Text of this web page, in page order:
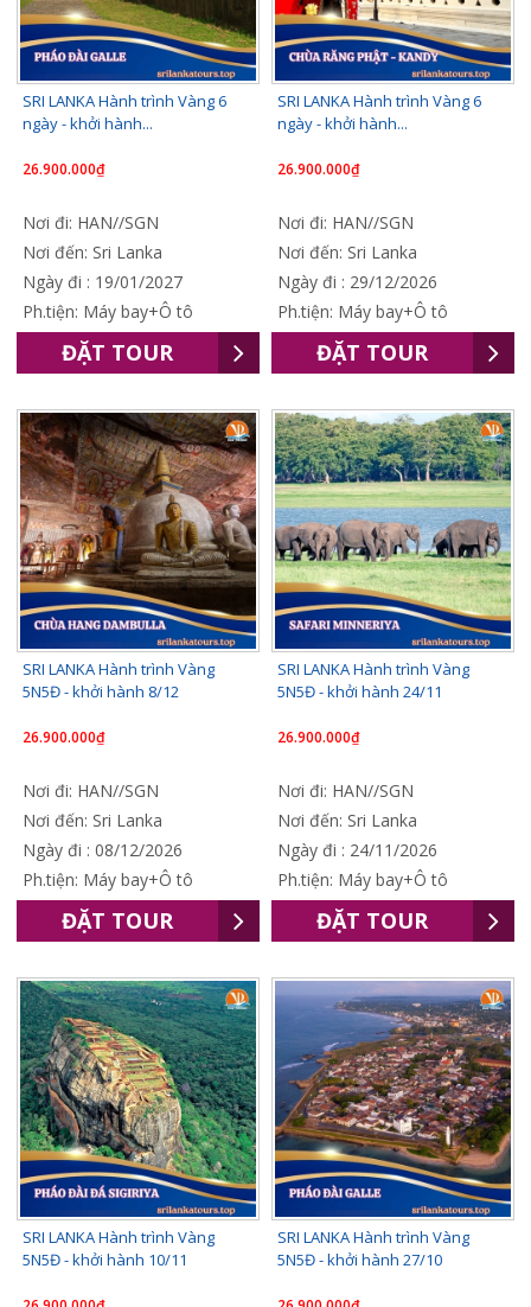
SRI LANKA Hành trình Vàng 6
ngày - khởi hành...
26.900.000₫
Nơi đi: HAN//SGN
Nơi đến: Sri Lanka
Ngày đi : 19/01/2027
Ph.tiện: Máy bay+Ô tô
ĐẶT TOUR
SRI LANKA Hành trình Vàng 6
ngày - khởi hành...
26.900.000₫
Nơi đi: HAN//SGN
Nơi đến: Sri Lanka
Ngày đi : 29/12/2026
Ph.tiện: Máy bay+Ô tô
ĐẶT TOUR
SRI LANKA Hành trình Vàng
5N5Đ - khởi hành 8/12
26.900.000₫
Nơi đi: HAN//SGN
Nơi đến: Sri Lanka
Ngày đi : 08/12/2026
Ph.tiện: Máy bay+Ô tô
ĐẶT TOUR
SRI LANKA Hành trình Vàng
5N5Đ - khởi hành 24/11
26.900.000₫
Nơi đi: HAN//SGN
Nơi đến: Sri Lanka
Ngày đi : 24/11/2026
Ph.tiện: Máy bay+Ô tô
ĐẶT TOUR
SRI LANKA Hành trình Vàng
5N5Đ - khởi hành 10/11
SRI LANKA Hành trình Vàng
5N5Đ - khởi hành 27/10